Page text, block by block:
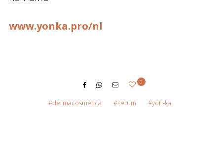
www.yonka.pro/nl
0
dermacosmetica serum yon-ka